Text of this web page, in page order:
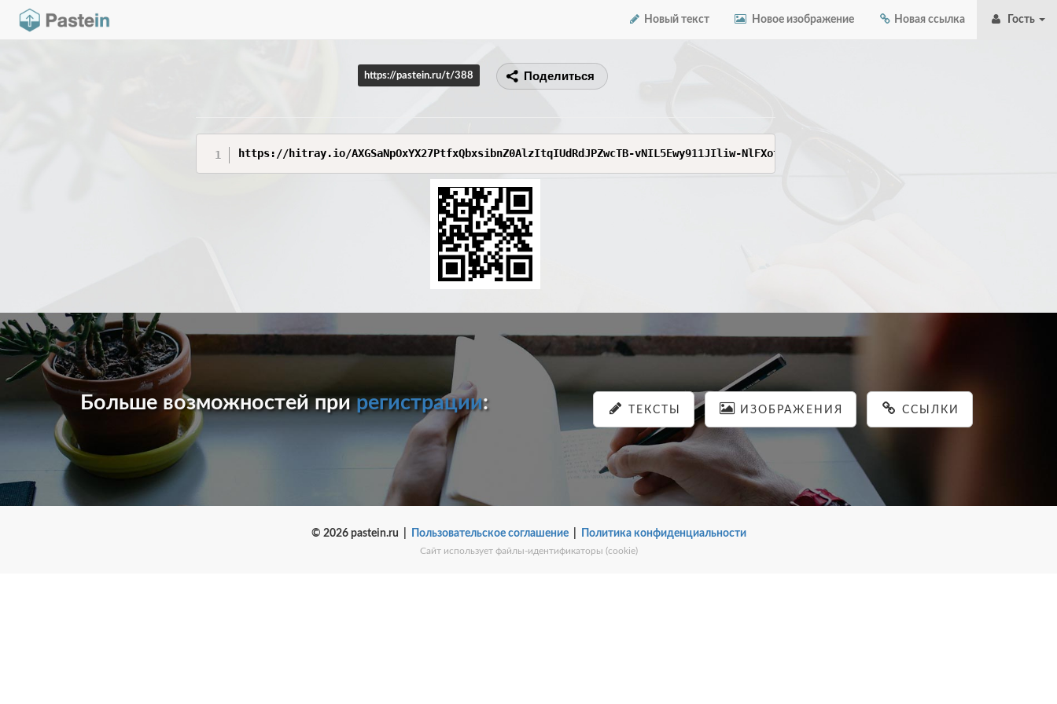
Новый текст Новое изображение Новая ссылка Гость
https://pastein.ru/t/388 Поделиться
https://hitray.io/AXGSaNpOxYX27PtfxQbxsibnZ0AlzItqIUdRdJPZwcTB-vNIL5Ewy911JIliw-NlFXotMHuVofu4fulXw-
Больше возможностей прирегистрации: ТЕКСТЫ ИЗОБРАЖЕНИЯ ССЫЛКИ
© 2026 pastein.ru | Пользовательское соглашение| Политика конфиденциальности
Сайт использует файлы-идентификаторы (cookie)